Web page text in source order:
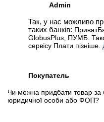
Admin
Так, у нас можливо
таких банків:
GlobusPlus, ПУМБ.
сервісу Плати пізніше.
Покупатель
Чи можна придбати товар за
юридичної особи або ФОП?